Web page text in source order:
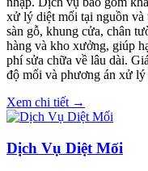
xử lý diệt mối tại nguồn và
sàn gỗ, khung cửa, chân
hàng và kho xưởng, giúp
phí sửa chữa về lâu dài.
độ mối và phương án xử lý
Xem chi tiết →
Dịch Vụ Diệt Mối